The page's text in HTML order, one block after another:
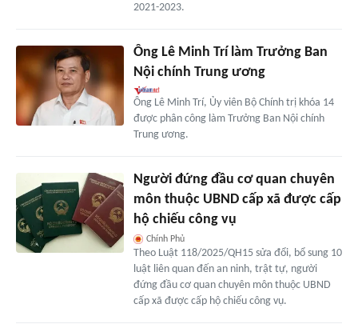
2021-2023.
Ông Lê Minh Trí làm Trưởng Ban
Nội chính Trung ương
Ông Lê Minh Trí, Ủy viên Bộ Chính trị khóa 14
được phân công làm Trưởng Ban Nội chính
Trung ương.
Người đứng đầu cơ quan chuyên
môn thuộc UBND cấp xã được cấp
hộ chiếu công vụ
Chính Phủ
Theo Luật 118/2025/QH15 sửa đổi, bổ sung 10
luật liên quan đến an ninh, trật tự, người
đứng đầu cơ quan chuyên môn thuộc UBND
cấp xã được cấp hộ chiếu công vụ.